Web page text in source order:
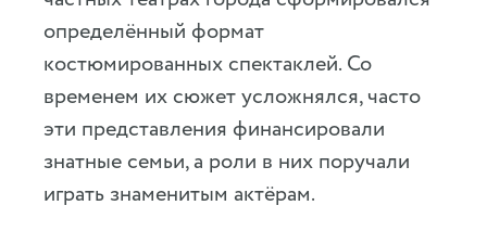
определённый формат
костюмированных спектаклей. Со
временем их сюжет усложнялся, часто
эти представления финансировали
знатные семьи, а роли в них поручали
играть знаменитым актёрам.